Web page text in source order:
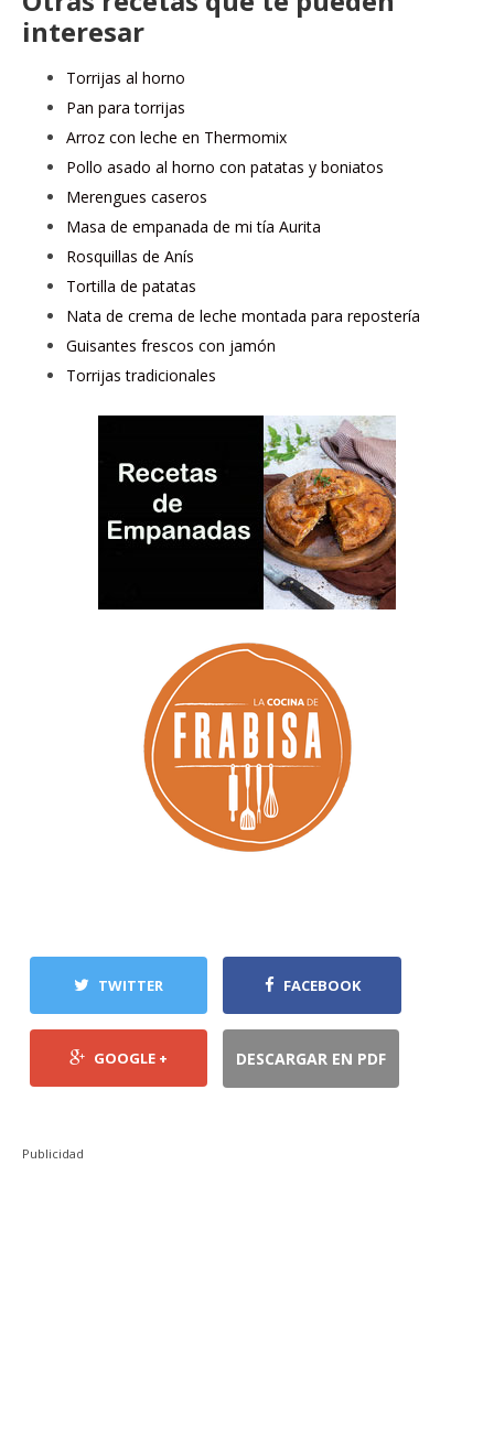
interesar
Torrijas al horno
Pan para torrijas
Arroz con leche en Thermomix
Pollo asado al horno con patatas y boniatos
Merengues caseros
Masa de empanada de mi tía Aurita
Rosquillas de Anís
Tortilla de patatas
Nata de crema de leche montada para repostería
Guisantes frescos con jamón
Torrijas tradicionales
TWITTER FACEBOOK
GOOGLE + DESCARGAR EN PDF
Publicidad